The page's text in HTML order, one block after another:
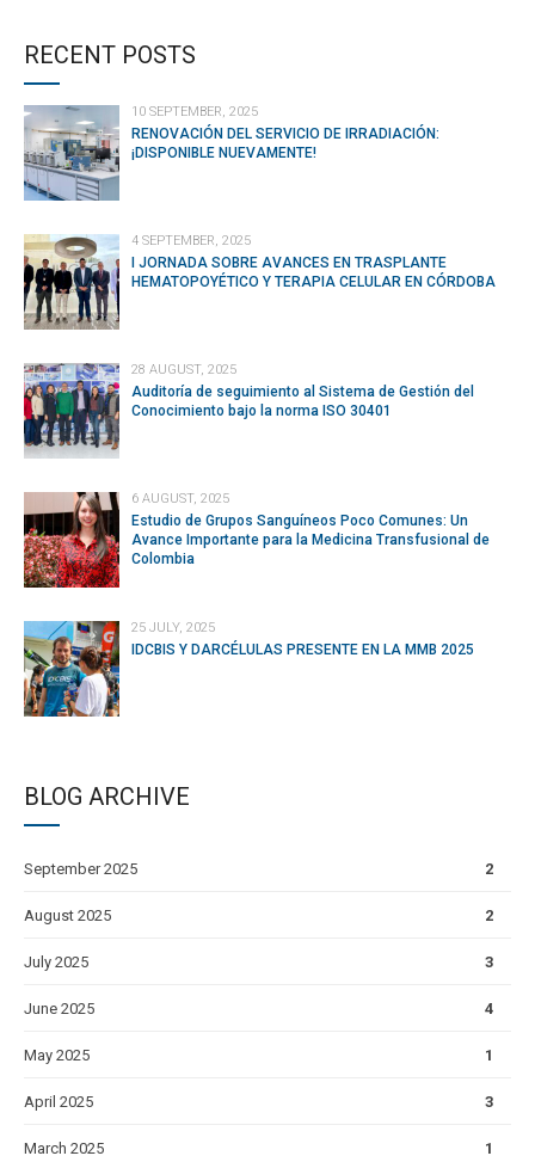
RECENT POSTS
10 SEPTEMBER, 2025
RENOVACIÓN DEL SERVICIO DE IRRADIACIÓN:
¡DISPONIBLE NUEVAMENTE!
4 SEPTEMBER, 2025
I JORNADA SOBRE AVANCES EN TRASPLANTE
HEMATOPOYÉTICO Y TERAPIA CELULAR EN CÓRDOBA
28 AUGUST, 2025
Auditoría de seguimiento al Sistema de Gestión del
Conocimiento bajo la norma ISO 30401
6 AUGUST, 2025
Estudio de Grupos Sanguíneos Poco Comunes: Un
Avance Importante para la Medicina Transfusional de
Colombia
25 JULY, 2025
IDCBIS Y DARCÉLULAS PRESENTE EN LA MMB 2025
BLOG ARCHIVE
September 2025 2
August 2025 2
July 2025 3
June 2025 4
May 2025 1
April 2025 3
March 2025 1